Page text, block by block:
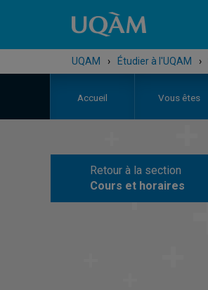
UQAM › Étudier à l'UQAM ›
Accueil Vous êtes
Retour à la section
Cours et horaires